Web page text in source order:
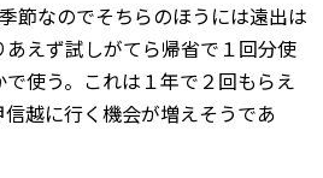
節なのでそちらのほうには遠出は
えず試しがてら帰省で１回分使
使う。これは１年で２回もらえ
越に行く機会が増えそうであ